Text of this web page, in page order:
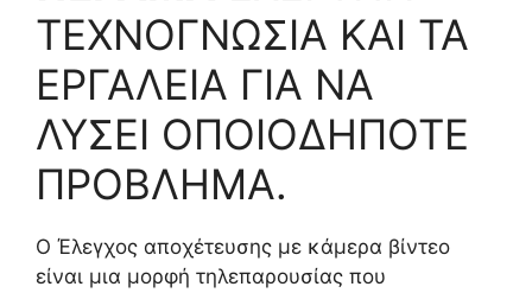
ΤΕΧΝΟΓΝΩΣΙΑ ΚΑΙ ΤΑ
ΕΡΓΑΛΕΙΑ ΓΙΑ ΝΑ
ΛΥΣΕΙ ΟΠΟΙΟΔΗΠΟΤΕ
ΠΡΟΒΛΗΜΑ.
Ο Έλεγχος αποχέτευσης με κάμερα βίντεο
είναι μια μορφή τηλεπαρουσίας που